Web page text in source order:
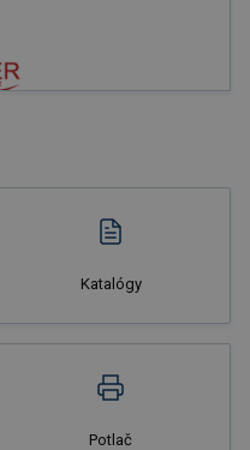
Katalógy
Potlač